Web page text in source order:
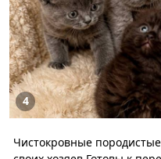
4
Чистокровные